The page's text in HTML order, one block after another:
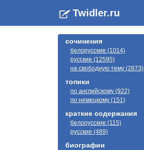
Twidler.ru
сочинения
белорусские (1014)
русские (12595)
на свободную тему (2873)
топики
по английскому (922)
по немецкому (151)
краткие содержания
белорусские (115)
русские (489)
биографии